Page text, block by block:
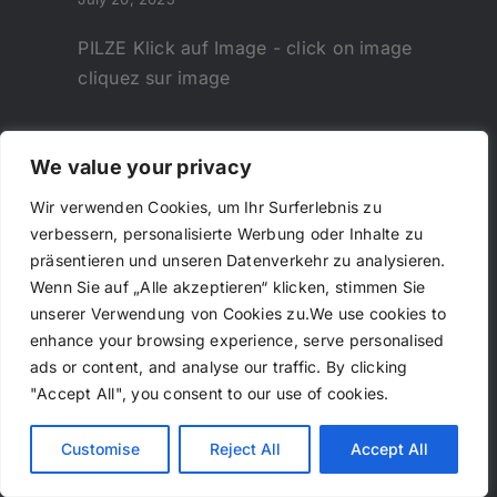
We value your privacy
Wir verwenden Cookies, um Ihr Surferlebnis zu
verbessern, personalisierte Werbung oder Inhalte zu
präsentieren und unseren Datenverkehr zu analysieren.
Wenn Sie auf „Alle akzeptieren“ klicken, stimmen Sie
unserer Verwendung von Cookies zu.We use cookies to
enhance your browsing experience, serve personalised
ads or content, and analyse our traffic. By clicking
"Accept All", you consent to our use of cookies.
Customise Reject All Accept All
PILZE Klick auf Image - click on image
cliquez sur image